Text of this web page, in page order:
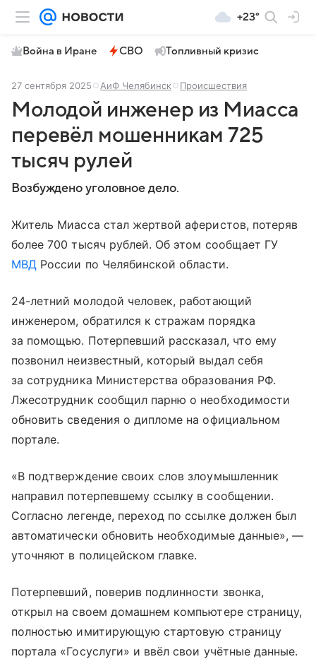
+23°
Война в Иране СВО Топливный кризис
27 сентября 2025 АиФ Челябинск Происшествия
Молодой инженер из Миасса
перевёл мошенникам 725
тысяч рулей
Возбуждено уголовное дело.
Житель Миасса стал жертвой аферистов, потеряв
более 700 тысяч рублей. Об этом сообщает ГУ
МВД России по Челябинской области.
24-летний молодой человек, работающий
инженером, обратился к стражам порядка
за помощью. Потерпевший рассказал, что ему
позвонил неизвестный, который выдал себя
за сотрудника Министерства образования РФ.
Лжесотрудник сообщил парню о необходимости
обновить сведения о дипломе на официальном
портале.
«В подтверждение своих слов злоумышленник
направил потерпевшему ссылку в сообщении.
Согласно легенде, переход по ссылке должен был
автоматически обновить необходимые данные», —
уточняют в полицейском главке.
Потерпевший, поверив подлинности звонка,
открыл на своем домашнем компьютере страницу,
полностью имитирующую стартовую страницу
портала «Госуслуги» и ввёл свои учётные данные.